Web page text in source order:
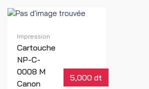
Impression
Cartouche
NP-C-
0008 M
Canon
5,000 dt